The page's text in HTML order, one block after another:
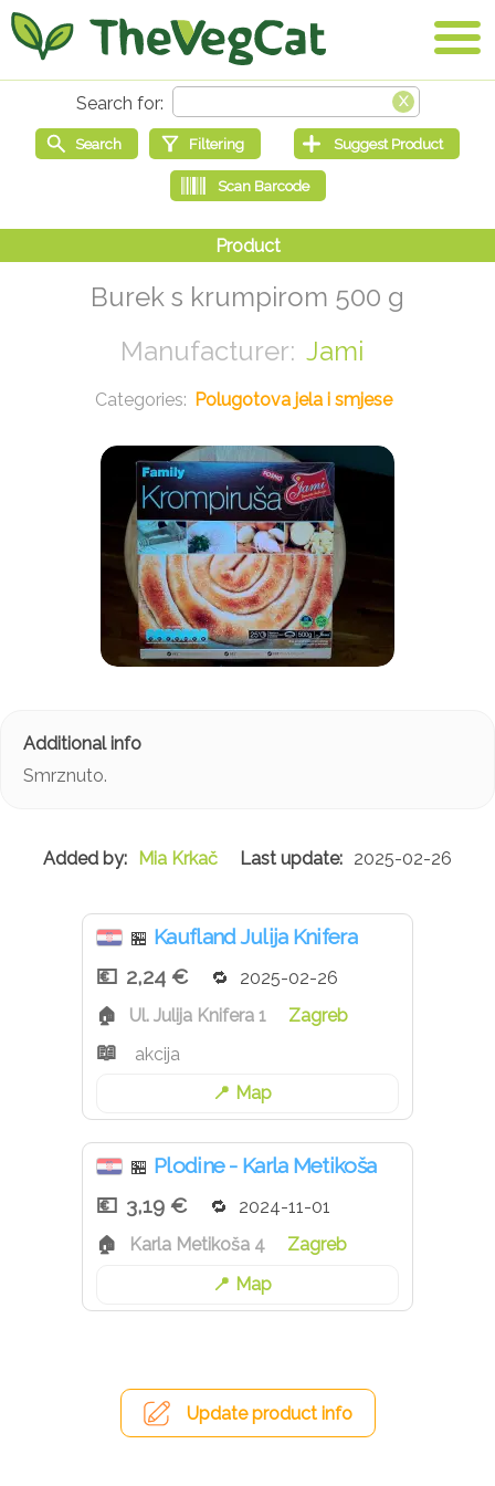
Burek s krumpirom 500 g
Jami
Polugotova jela i smjese
Smrznuto.
Mia Krkač 2025-02-26
🏪 Kaufland Julija Knifera
2,24 €
2025-02-26
Ul. Julija Knifera 1
Zagreb
akcija
Map
🏪 Plodine - Karla Metikoša
3,19 €
2024-11-01
Karla Metikoša 4
Zagreb
Map
Update product info